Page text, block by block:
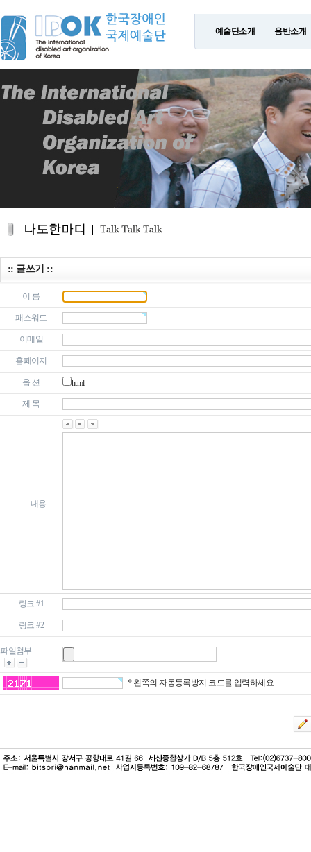
예술단소개 음반소개
:: 글쓰기 ::
이 름
패스워드
이메일
홈페이지
옵 션 html
제 목
내용
링크 #1
링크 #2
파일첨부
* 왼쪽의 자동등록방지 코드를 입력하세요.